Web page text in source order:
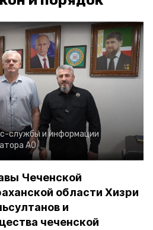
службы и информации
АО
Чеченской
области Хизри
и
чеченской